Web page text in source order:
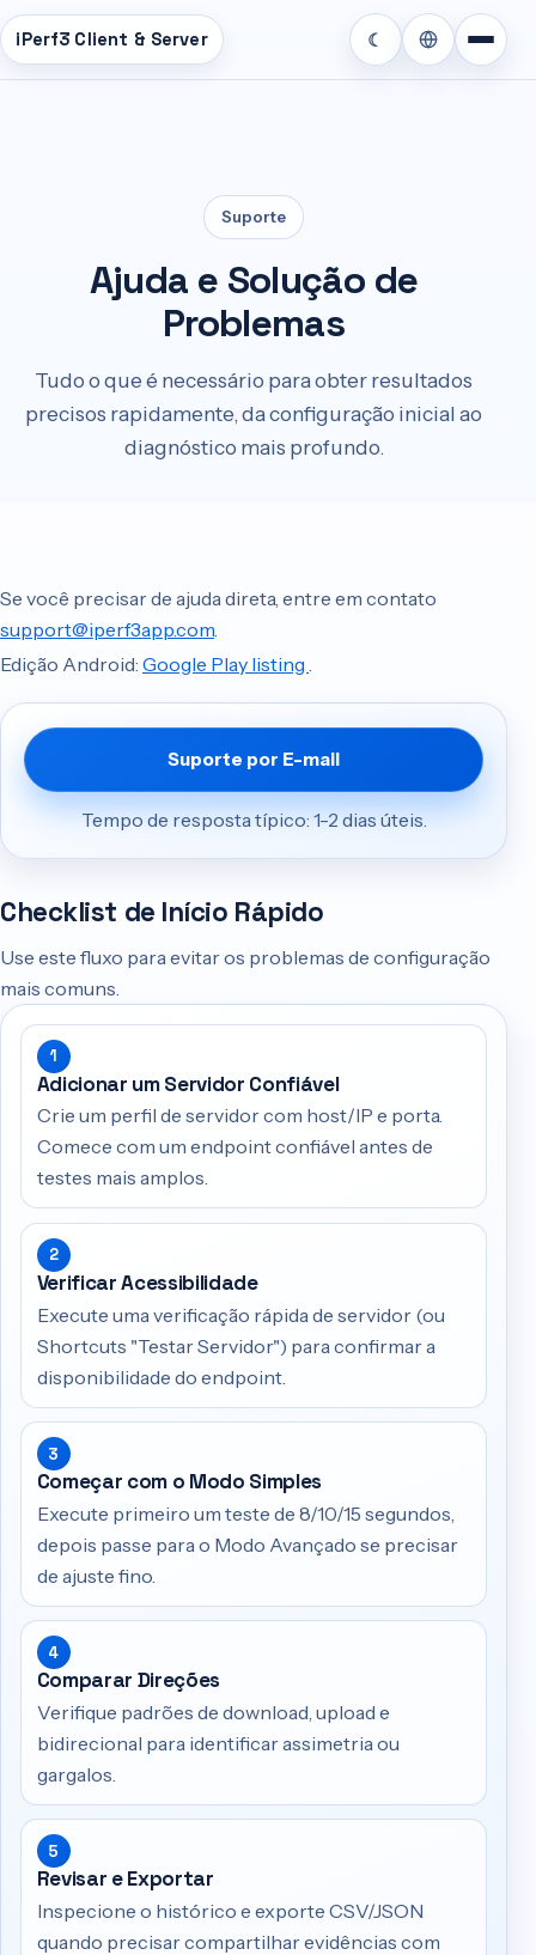
iPerf3 Client & Server ☾
Suporte
Ajuda e Solução de
Problemas
Tudo o que é necessário para obter resultados
precisos rapidamente, da configuração inicial ao
diagnóstico mais profundo.
Se você precisar de ajuda direta, entre em contato
support@iperf3app.com.
Edição Android: Google Play listing .
Suporte por E-mail
Tempo de resposta típico: 1-2 dias úteis.
Checklist de Início Rápido
Use este fluxo para evitar os problemas de configuração
mais comuns.
1
Adicionar um Servidor Confiável
Crie um perfil de servidor com host/IP e porta.
Comece com um endpoint confiável antes de
testes mais amplos.
2
Verificar Acessibilidade
Execute uma verificação rápida de servidor (ou
Shortcuts "Testar Servidor") para confirmar a
disponibilidade do endpoint.
3
Começar com o Modo Simples
Execute primeiro um teste de 8/10/15 segundos,
depois passe para o Modo Avançado se precisar
de ajuste fino.
4
Comparar Direções
Verifique padrões de download, upload e
bidirecional para identificar assimetria ou
gargalos.
5
Revisar e Exportar
Inspecione o histórico e exporte CSV/JSON
quando precisar compartilhar evidências com